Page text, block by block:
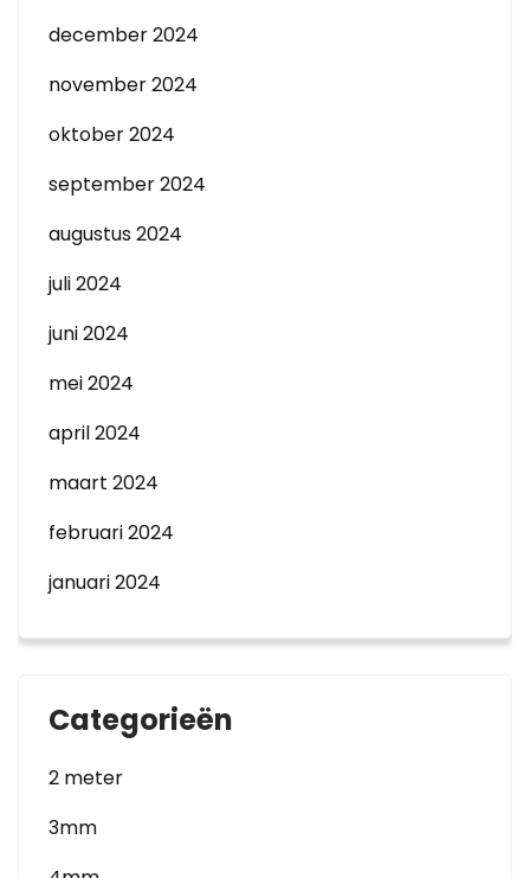
december 2024
november 2024
oktober 2024
september 2024
augustus 2024
juli 2024
juni 2024
mei 2024
april 2024
maart 2024
februari 2024
januari 2024
Categorieën
2 meter
3mm